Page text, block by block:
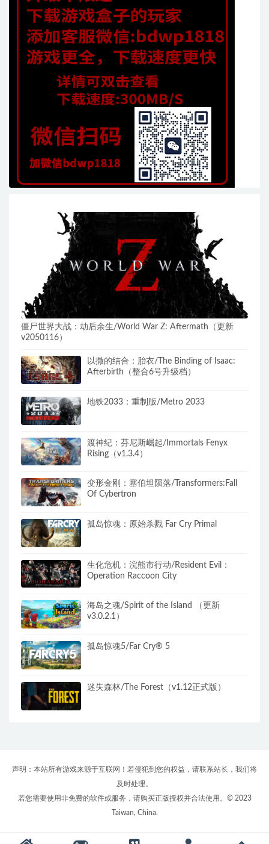
僵尸世界大战：劫后余生/World War Z: Aftermath（更新
v2050116）
以撒的结合：胎衣/The Binding of Isaac:
Afterbirth（整合6号升级档）
地铁2033：重制版/Metro 2033
渡神纪：芬尼斯崛起/Immortals Fenyx
Rising（v1.3.4）
变形金刚：塞伯坦陨落/Transformers:Fall
Of Cybertron
孤岛惊魂：原始杀戮 Far Cry Primal
生化危机：浣熊市行动/Resident Evil：
Operation Raccoon City
海岛之魂/Spirit of the Island （更新
v3.0.2.1）
孤岛惊魂5/Far Cry® 5
迷失森林/The Forest（v1.12正式版）
声明：本站所有游戏来源于互联网！若侵犯到您的权益，请联系站长，我们将
及时处理。
若您需要使用非免费的软件或服务，请购买正版授权并合法使用。© 2023
Taiwan, China.